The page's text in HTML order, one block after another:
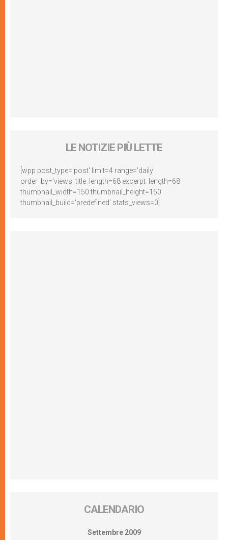
LE NOTIZIE PIÙ LETTE
[wpp post_type='post' limit=4 range='daily'
order_by='views' title_length=68 excerpt_length=68
thumbnail_width=150 thumbnail_height=150
thumbnail_build='predefined' stats_views=0]
CALENDARIO
Settembre 2009